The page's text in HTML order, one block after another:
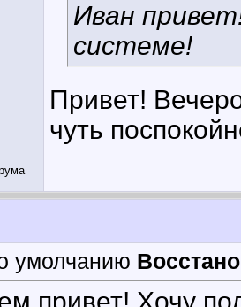
Иван
системе!
Привет!
чуть